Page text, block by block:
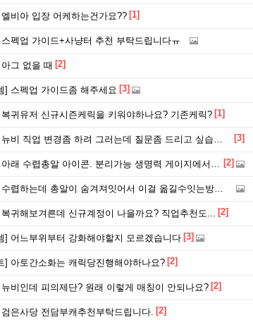
엘비아 입장 어케하는건가요?? [1]
스펙업 가이드+사냥터 추천 부탁드립니다ㅠ
아그 없을 때 [2]
] 스펙업 가이드좀 해주세요 [3]
복귀유저 신규시즌케릭을 키워야하나요? 기존케릭? [1]
뉴비 직업 변경좀 하려 그러는데 질문좀 드리고 싶습니다 ㅜㅜ [3]
아래 수렵총알 아이콘. 분리가능 생명력 게이지에서 이동 [2]
수렵하는데 총알이 숨겨져잇어서 이걸 옮길수잇는방법이 없을까요?
복귀해보겨른데 신규계정이 나을까요? 직업추천도... [2]
] 어느부위부터 강화해야할지 모르겠습니다 [3]
] 아토간소화는 캐릭당진행해야하나요? [2]
뉴비인데 피의제단? 원래 이렇게 매칭이 안되나요? [2]
검은사당 전담부캐추천부탁드립니다. [2]